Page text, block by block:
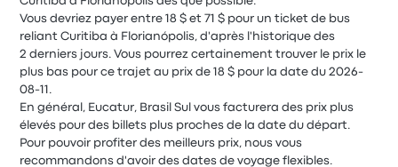
Vous devriez payer entre 18 $ et 71 $ pour un ticket de bus
reliant Curitiba à Florianópolis, d'après l'historique des
2 derniers jours. Vous pourrez certainement trouver le prix le
plus bas pour ce trajet au prix de 18 $ pour la date du 2026-
08-11.
En général, Eucatur, Brasil Sul vous facturera des prix plus
élevés pour des billets plus proches de la date du départ.
Pour pouvoir profiter des meilleurs prix, nous vous
recommandons d'avoir des dates de voyage flexibles.